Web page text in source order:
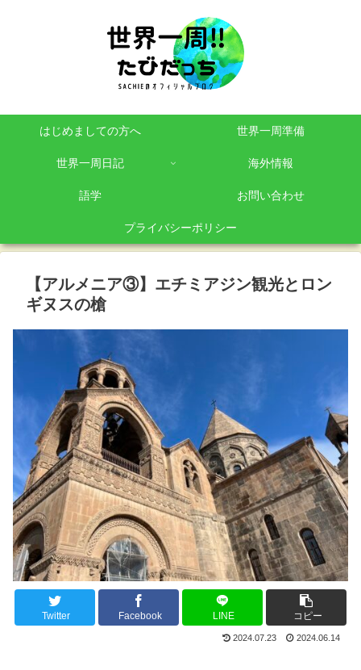
はじめましての方へ 世界一周準備
世界一周日記 海外情報
語学 お問い合わせ
プライバシーポリシー
【アルメニア③】エチミアジン観光とロン
ギヌスの槍
Twitter Facebook LINE コピー
2024.07.23 2024.06.14